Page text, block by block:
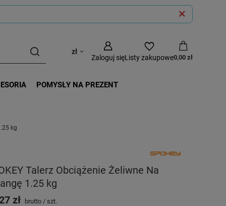
zł
Zaloguj sięListy zakupowe0,00 zł
POMYSŁY NA PREZENT
kg
Talerz Obciążenie Żeliwne Na
1.25 kg
zł
brutto / szt.